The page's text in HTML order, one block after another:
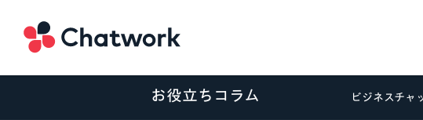
お役立ちコラム ビジネスチャ